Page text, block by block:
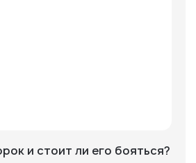
и стоит ли его бояться?